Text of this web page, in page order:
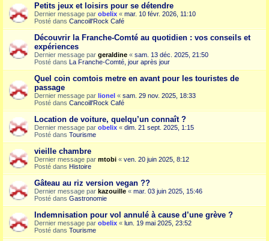
Petits jeux et loisirs pour se détendre
Dernier message par obelix « mar. 10 févr. 2026, 11:10
Posté dans Cancoill'Rock Café
Découvrir la Franche-Comté au quotidien : vos conseils et
expériences
Dernier message par geraldine « sam. 13 déc. 2025, 21:50
Posté dans La Franche-Comté, jour après jour
Quel coin comtois metre en avant pour les touristes de
passage
Dernier message par lionel « sam. 29 nov. 2025, 18:33
Posté dans Cancoill'Rock Café
Location de voiture, quelqu’un connaît ?
Dernier message par obelix « dim. 21 sept. 2025, 1:15
Posté dans Tourisme
vieille chambre
Dernier message par mtobi « ven. 20 juin 2025, 8:12
Posté dans Histoire
Gâteau au riz version vegan ??
Dernier message par kazouille « mar. 03 juin 2025, 15:46
Posté dans Gastronomie
Indemnisation pour vol annulé à cause d’une grève ?
Dernier message par obelix « lun. 19 mai 2025, 23:52
Posté dans Tourisme